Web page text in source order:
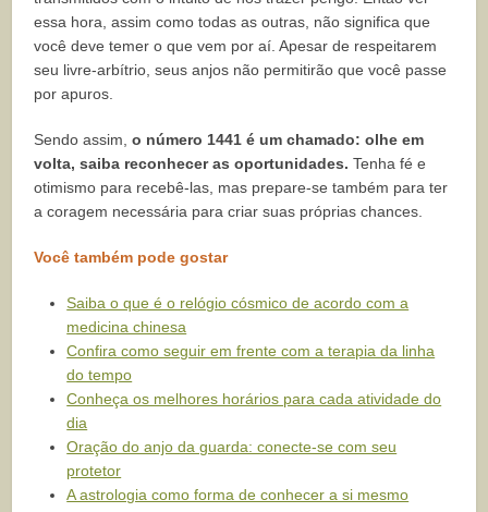
essa hora, assim como todas as outras, não significa que
você deve temer o que vem por aí. Apesar de respeitarem
seu livre-arbítrio, seus anjos não permitirão que você passe
por apuros.
Sendo assim,o número 1441 é um chamado: olhe em
volta, saiba reconhecer as oportunidades. Tenha fé e
otimismo para recebê-las, mas prepare-se também para ter
a coragem necessária para criar suas próprias chances.
Você também pode gostar
Saiba o que é o relógio cósmico de acordo com a
medicina chinesa
Confira como seguir em frente com a terapia da linha
do tempo
Conheça os melhores horários para cada atividade do
dia
Oração do anjo da guarda: conecte-se com seu
protetor
A astrologia como forma de conhecer a si mesmo